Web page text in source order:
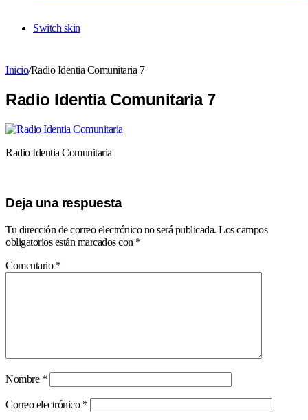
Switch skin
Inicio/Radio Identia Comunitaria 7
Radio Identia Comunitaria 7
Radio Identia Comunitaria
Deja una respuesta
Tu dirección de correo electrónico no será publicada. Los campos
obligatorios están marcados con *
Comentario *
Nombre *
Correo electrónico *